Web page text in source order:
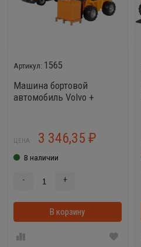
1565
Машина бортовой
автомобиль Volvo +
элементов)
ЦЕНА: 3 346,35 ₽
В наличии
- +
В корзину